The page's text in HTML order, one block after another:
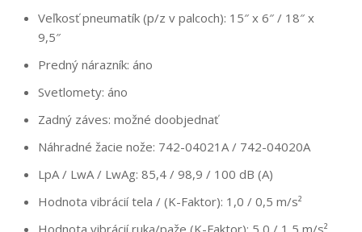
Veľkosť pneumatík (p/z v palcoch): 15″ x 6″ / 18″ x
9,5″
Predný nárazník: áno
Svetlomety: áno
Zadný záves: možné doobjednať
Náhradné žacie nože: 742-04021A / 742-04020A
LpA / LwA / LwAg: 85,4 / 98,9 / 100 dB (A)
Hodnota vibrácií tela / (K-Faktor): 1,0 / 0,5 m/s²